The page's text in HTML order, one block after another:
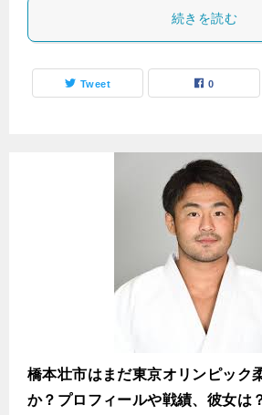
続きを読む
Tweet 0
橋本壮市はまだ東京オリンピック
か？プロフィールや戦績、彼女は